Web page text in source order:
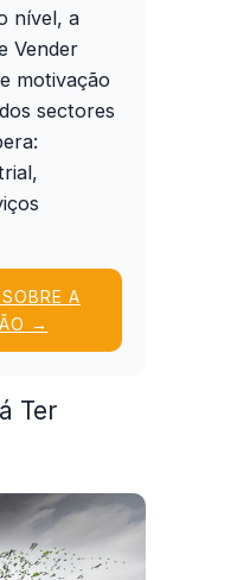
nível, a
Vender
motivação
sectores
A
→
Ter